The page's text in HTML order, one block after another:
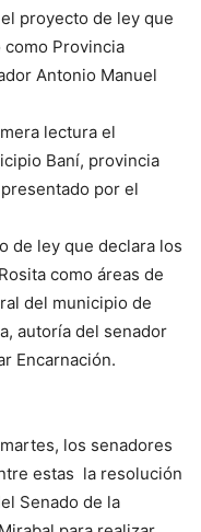
proyecto de ley que
como Provincia
Antonio Manuel
lectura el
Baní, provincia
por el
de ley que declara los
como áreas de
del municipio de
autoría del senador
Encarnación.
los senadores
estas la resolución
Senado de la